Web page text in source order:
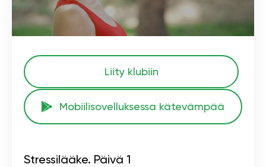
Liity klubiin
Mobiilisovelluksessa kätevämpää
Stressilääke. Päivä 1